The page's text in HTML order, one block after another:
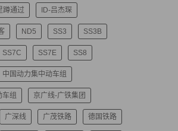
蹲通过 ID-吕杰琛
ND5 SS3 SS3B
SS7C SS7E SS8
中国动力集中动车组
车组 京广线-广铁集团
广深线 广茂铁路 德国铁路